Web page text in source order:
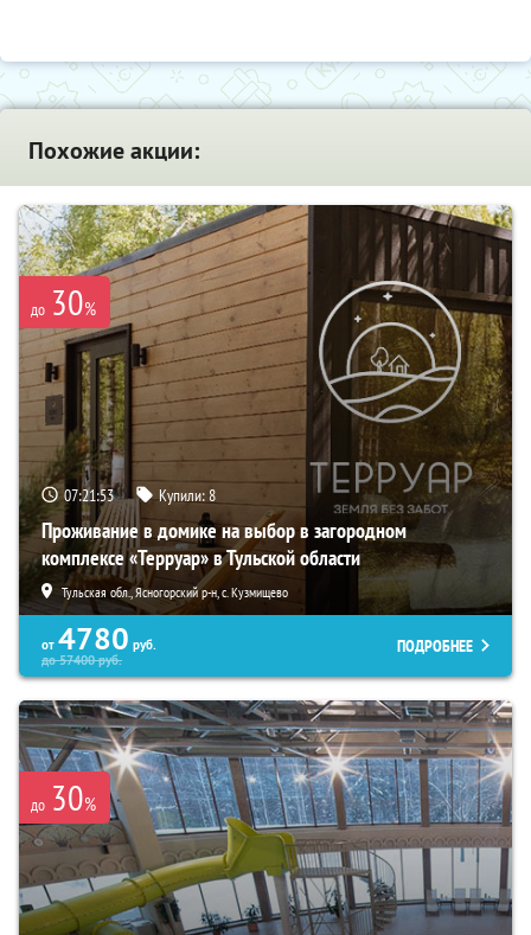
Похожие акции:
до 30%
07:21:52 Купили:8
Проживание в домике на выбор в загородном
комплексе «Терруар» в Тульской области
Тульская обл., Ясногорский р-н, с. Кузмищево
от 4780 руб.
до57400руб.
ПОДРОБНЕЕ
до 30%